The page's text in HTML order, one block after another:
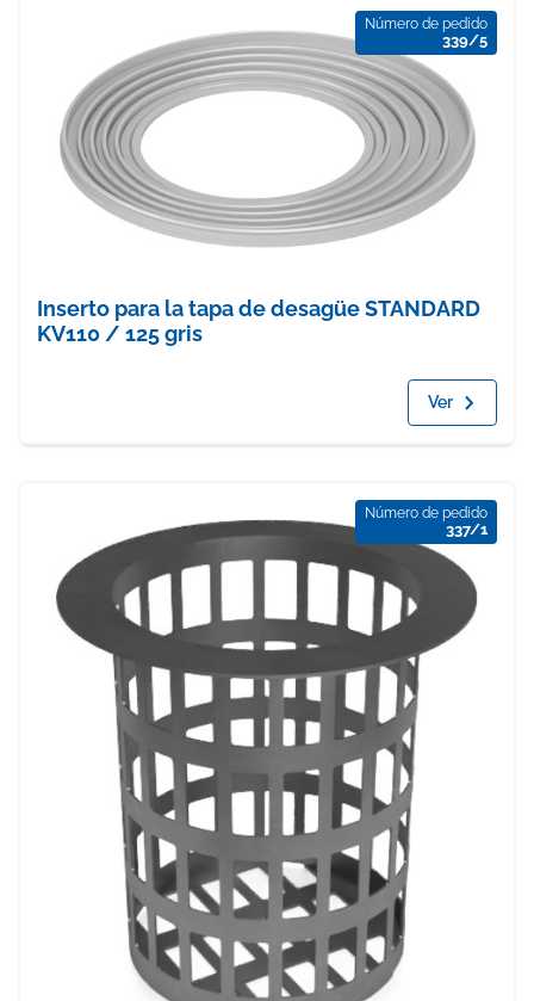
Número de pedido
339/5
Inserto para la tapa de desagüe STANDARD
KV110 / 125 gris
Ver
Número de pedido
337/1